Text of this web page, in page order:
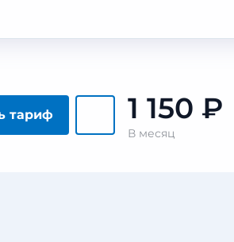
тариф 1 150 ₽
В месяц